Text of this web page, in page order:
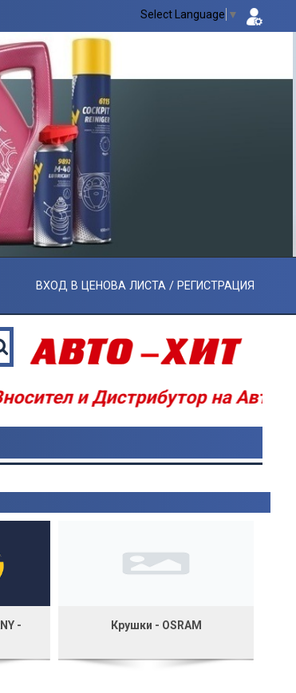
Select Language ▼
ВХОД В ЦЕНОВА ЛИСТА / РЕГИСТРАЦИЯ
и Дистрибутор на
- Крушки - OSRAM